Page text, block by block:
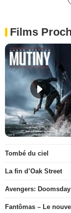
Films
Tombé du ciel
La fin d’Oak Street
Avengers: Doomsday
Fantômas – Le